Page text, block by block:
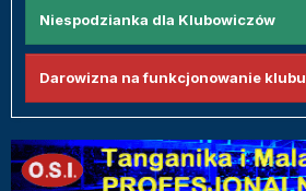
Niespodzianka dla Klubowiczów
Darowizna na funkcjonowanie klubu